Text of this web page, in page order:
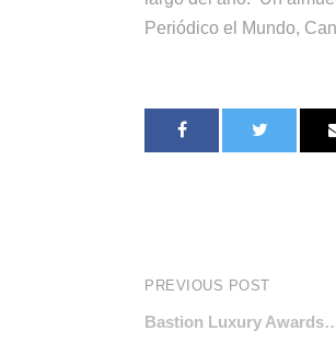
Periódico el Mundo,
PREVIOUS POST
Bastion Luxury